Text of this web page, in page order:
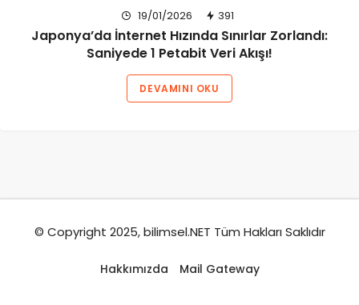
19/01/2026 391
Japonya’da İnternet Hızında Sınırlar Zorlandı:
Saniyede 1 Petabit Veri Akışı!
DEVAMINI OKU
© Copyright 2025, bilimsel.NET Tüm Hakları Saklıdır
Hakkımızda Mail Gateway